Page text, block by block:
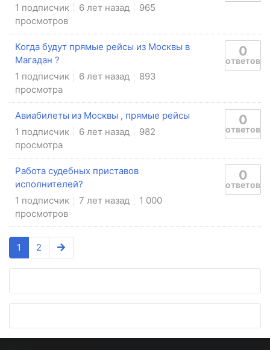
1 подписчик
6 лет назад
965
просмотров
Когда будут прямые рейсы из Москвы в
Магадан ?
1 подписчик
6 лет назад
893
просмотра
0
ответов
Авиабилеты из Москвы , прямые рейсы
1 подписчик
6 лет назад
982
просмотра
0
ответов
Работа судебных приставов
исполнителей?
1 подписчик
7 лет назад
1 000
просмотров
0
ответов
1 2